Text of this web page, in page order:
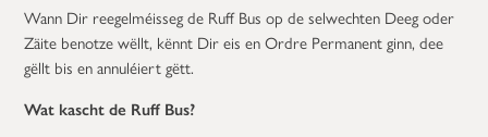
Wann Dir reegelméisseg de Ruff Bus op de selwechten Deeg oder
Zäite benotze wëllt, kënnt Dir eis en Ordre Permanent ginn, dee
gëllt bis en annuléiert gëtt.
Wat kascht de Ruff Bus?